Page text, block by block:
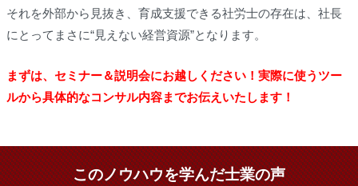
それを外部から見抜き、育成支援できる社労士の存在は、社長
にとってまさに“見えない経営資源”となります。
まずは、セミナー＆説明会にお越しください！実際に使うツー
ルから具体的なコンサル内容までお伝えいたします！
このノウハウを学んだ士業の声